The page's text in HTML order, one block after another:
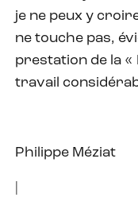
je ne peux y
ne touche pas,
prestation de la
travail
Philippe Méziat